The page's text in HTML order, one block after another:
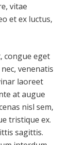
vitae
et ex luctus,
congue eget
venenatis
laoreet
at augue
nisl sem,
tristique ex.
sagittis.